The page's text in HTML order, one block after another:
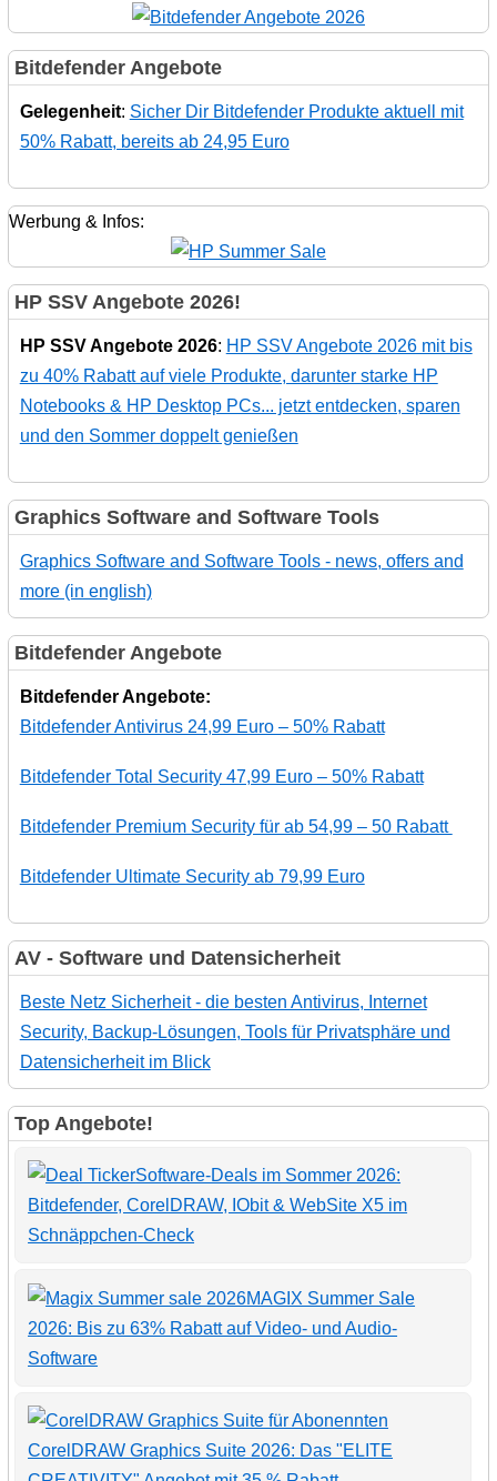
Bitdefender Angebote
Gelegenheit: Sicher Dir Bitdefender Produkte aktuell mit
50% Rabatt, bereits ab 24,95 Euro
Werbung & Infos:
HP SSV Angebote 2026!
HP SSV Angebote 2026: HP SSV Angebote 2026 mit bis
zu 40% Rabatt auf viele Produkte, darunter starke HP
Notebooks & HP Desktop PCs... jetzt entdecken, sparen
und den Sommer doppelt genießen
Graphics Software and Software Tools
Graphics Software and Software Tools - news, offers and
more (in english)
Bitdefender Angebote
Bitdefender Angebote:
Bitdefender Antivirus 24,99 Euro – 50% Rabatt
Bitdefender Total Security 47,99 Euro – 50% Rabatt
Bitdefender Premium Security für ab 54,99 – 50 Rabatt
Bitdefender Ultimate Security ab 79,99 Euro
AV - Software und Datensicherheit
Beste Netz Sicherheit - die besten Antivirus, Internet
Security, Backup-Lösungen, Tools für Privatsphäre und
Datensicherheit im Blick
Top Angebote!
Software-Deals im Sommer 2026:
Bitdefender, CorelDRAW, IObit & WebSite X5 im
Schnäppchen-Check
MAGIX Summer Sale
2026: Bis zu 63% Rabatt auf Video- und Audio-
Software
CorelDRAW Graphics Suite 2026: Das "ELITE